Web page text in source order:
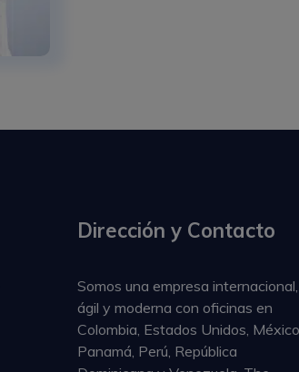
Dirección y Contacto
Somos una empresa internacional,
ágil y moderna con oficinas en
Colombia, Estados Unidos,
Panamá, Perú, República